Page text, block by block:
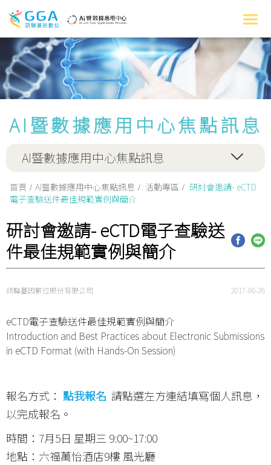
AI暨數據應用中心焦點訊息
AI暨數據應用中心焦點訊息
首頁 AI暨數據應用中心焦點訊息 活動專區
研討會邀請- eCTD
電子查驗送件最佳規範實例與簡介
研討會邀請- eCTD電子查驗送
件最佳規範實例與簡介
訊聯基因數位股份有限公司 2017-06-26
eCTD電子查驗送件最佳規範實例與簡介
Introduction and Best Practices about Electronic Submissions
in eCTD Format (with Hands-On Session)
報名方式： 點我報名 請點選左方連結填寫個人訊息，
以完成報名。
時間：7月5日 星期三 9:00~17:00
地點：六福萬怡酒店9樓 風光廳